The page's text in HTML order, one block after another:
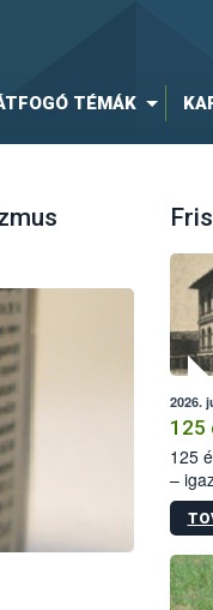
TÉMÁK
2026.
125
125
–
15.